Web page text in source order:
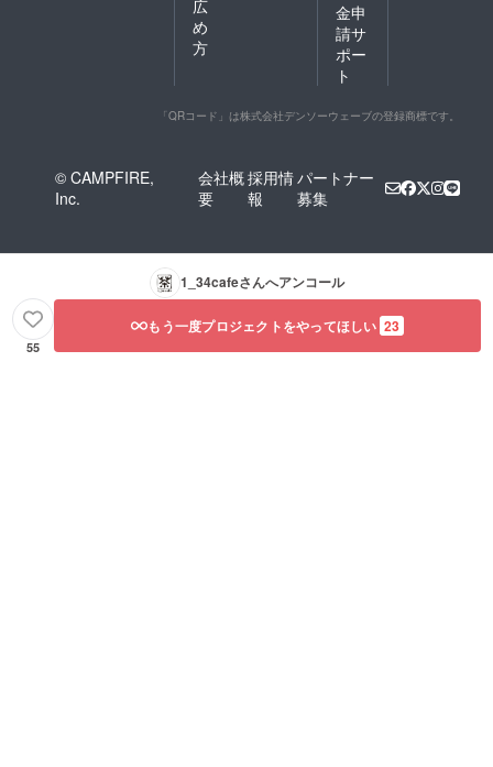
広
め
方
金申
請サ
ポー
ト
「QRコード」は株式会社デンソーウェーブの登録商標です。
© CAMPFIRE,
Inc.
会社概
要
採用情
報
パートナー
募集
1_34cafeさんへアンコール
55
もう一度プロジェクトをやってほしい 23